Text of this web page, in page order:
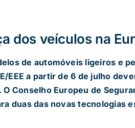
dos veículos na
de automóveis ligeiros e
EEE a partir de 6 de julho
O Conselho Europeu de
duas das novas tecnologias